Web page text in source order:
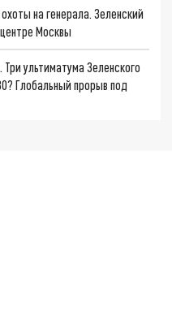
на генерала. Зеленский
Москвы
ультиматума Зеленского
Глобальный прорыв под